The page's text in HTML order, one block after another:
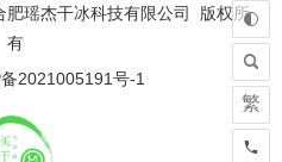
瑶杰干冰科技有限公司 版权所
有
2021005191号-1
繁